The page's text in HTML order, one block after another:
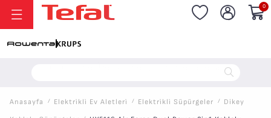
20.000 TL ve Üzeri Alışverişlerinizde Vade Farksız 6 Taksit!
0
Anasayfa / Elektri̇kli̇ Ev Aletleri̇ / Elektri̇kli̇ Süpürgeler /
Dikey